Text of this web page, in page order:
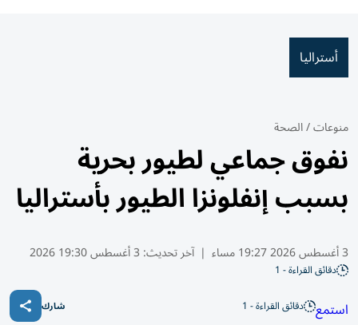
أستراليا
منوعات/الصحة
نفوق جماعي لطيور بحرية
بسبب إنفلونزا الطيور بأستراليا
3 أغسطس 2026 19:27 مساء | آخر تحديث: 3 أغسطس 19:30 2026
دقائق القراءة - 1
استمع دقائق القراءة - 1 شارك